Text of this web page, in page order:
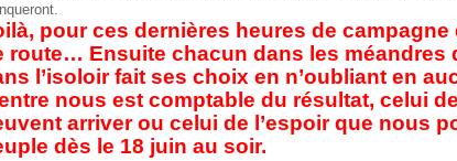
pour ces dernières heures de
route… Ensuite chacun dans les méandres
l’isoloir fait ses choix en n’oubliant en
nous est comptable du résultat, celui
arriver ou celui de l’espoir que nous
dès le 18 juin au soir.